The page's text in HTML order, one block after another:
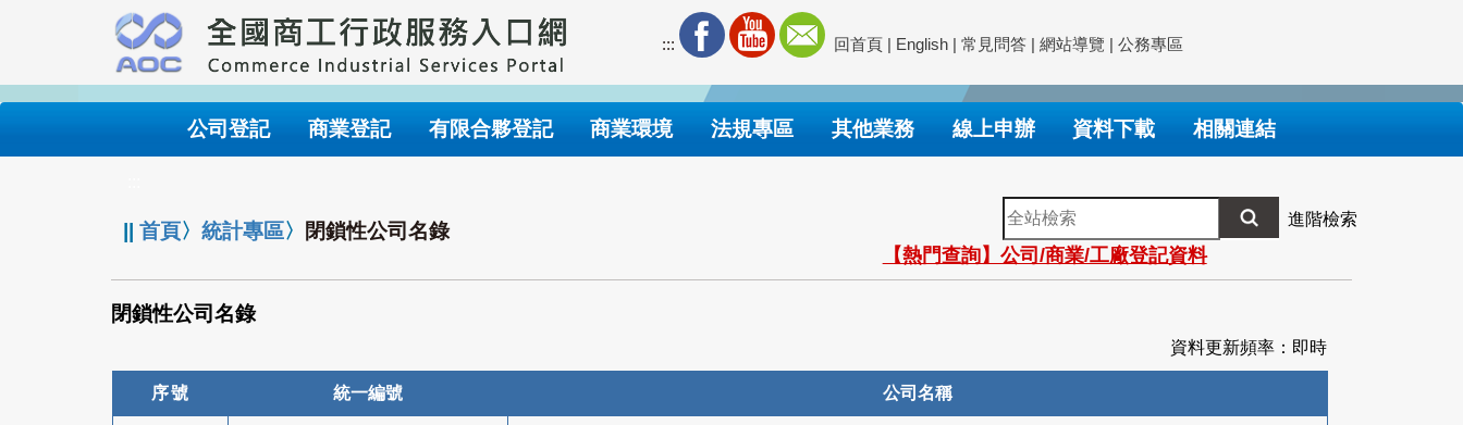
要
內
::: 回首頁 | English | 常見問答 | 網站導覽 | 公務專區
公司登記 商業登記 有限合夥登記 商業環境 法規專區 其他業務 線上申辦 資料下載 相關連結
||首頁〉統計專區〉 閉鎖性公司名錄
全
站
檢
索
進階檢索
【熱門查詢】公司/商業/工廠登記資料
閉鎖性公司名錄
資料更新頻率：即時
序號 統一編號 公司名稱